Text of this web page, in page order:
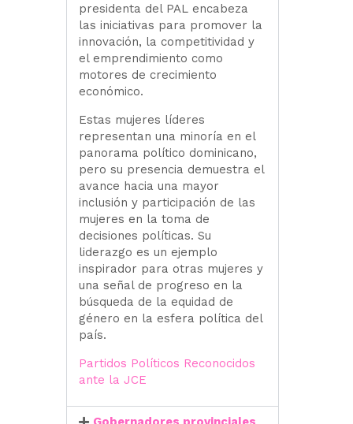
presidenta del PAL encabeza
las iniciativas para promover la
innovación, la competitividad y
el emprendimiento como
motores de crecimiento
económico.
Estas mujeres líderes
representan una minoría en el
panorama político dominicano,
pero su presencia demuestra el
avance hacia una mayor
inclusión y participación de las
mujeres en la toma de
decisiones políticas. Su
liderazgo es un ejemplo
inspirador para otras mujeres y
una señal de progreso en la
búsqueda de la equidad de
género en la esfera política del
país.
Partidos Políticos Reconocidos
ante la JCE